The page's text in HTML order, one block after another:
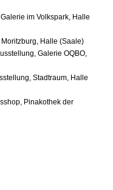
im Volkspark, Halle
Halle (Saale)
Galerie OQBO,
Stadtraum, Halle
Pinakothek der